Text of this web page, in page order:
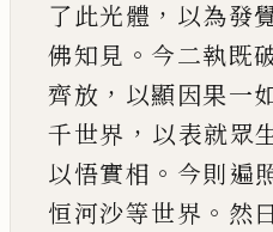
了此光體 ， 以為發
佛知見 。 今二執既
齊放 ， 以顯因果一
千世界 ， 以表就眾
以悟實相 。 今則遍
恒河沙等世界 。 然